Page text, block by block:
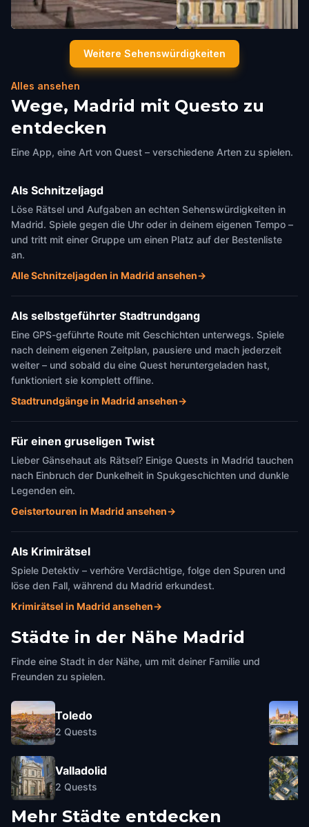
Plaza de Oriente Mercado de San Miguel
Madrid,Spain
Weitere Sehenswürdigkeiten
Alles ansehen
Wege, Madrid mit Questo zu
entdecken
Eine App, eine Art von Quest – verschiedene Arten zu spielen.
Als Schnitzeljagd
Löse Rätsel und Aufgaben an echten Sehenswürdigkeiten in
Madrid. Spiele gegen die Uhr oder in deinem eigenen Tempo –
und tritt mit einer Gruppe um einen Platz auf der Bestenliste
an.
Alle Schnitzeljagden in Madrid ansehen→
Als selbstgeführter Stadtrundgang
Eine GPS-geführte Route mit Geschichten unterwegs. Spiele
nach deinem eigenen Zeitplan, pausiere und mach jederzeit
weiter – und sobald du eine Quest heruntergeladen hast,
funktioniert sie komplett offline.
Stadtrundgänge in Madrid ansehen→
Für einen gruseligen Twist
Lieber Gänsehaut als Rätsel? Einige Quests in Madrid tauchen
nach Einbruch der Dunkelheit in Spukgeschichten und dunkle
Legenden ein.
Geistertouren in Madrid ansehen→
Als Krimirätsel
Spiele Detektiv – verhöre Verdächtige, folge den Spuren und
löse den Fall, während du Madrid erkundest.
Krimirätsel in Madrid ansehen→
Städte in der Nähe Madrid
Finde eine Stadt in der Nähe, um mit deiner Familie und
Freunden zu spielen.
Toledo
2 Quests
Valladolid
2 Quests
Mehr Städte entdecken